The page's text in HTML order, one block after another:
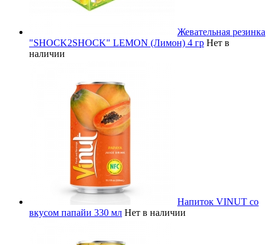
Жевательная резинка
"SHOCK2SHOCK" LEMON (Лимон) 4 гр Нет в
наличии
Напиток VINUT со
вкусом папайи 330 мл Нет в наличии